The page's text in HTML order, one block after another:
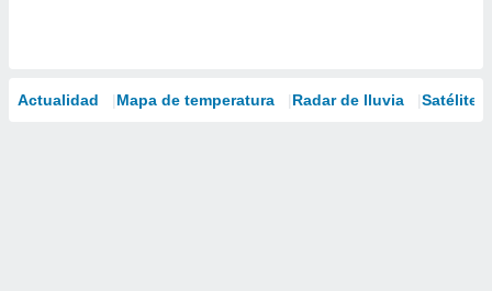
Actualidad Mapa de temperatura Radar de lluvia Satélites